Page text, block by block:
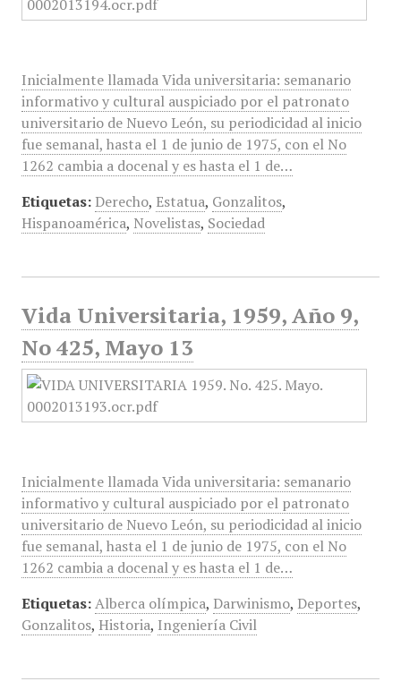
Inicialmente llamada Vida universitaria: semanario
informativo y cultural auspiciado por el patronato
universitario de Nuevo León, su periodicidad al inicio
fue semanal, hasta el 1 de junio de 1975, con el No
1262 cambia a docenal y es hasta el 1 de…
Etiquetas: Derecho, Estatua, Gonzalitos,
Hispanoamérica, Novelistas, Sociedad
Vida Universitaria, 1959, Año 9,
No 425, Mayo 13
Inicialmente llamada Vida universitaria: semanario
informativo y cultural auspiciado por el patronato
universitario de Nuevo León, su periodicidad al inicio
fue semanal, hasta el 1 de junio de 1975, con el No
1262 cambia a docenal y es hasta el 1 de…
Etiquetas: Alberca olímpica, Darwinismo, Deportes,
Gonzalitos, Historia, Ingeniería Civil